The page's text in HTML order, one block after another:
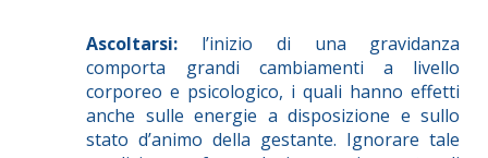
Ascoltarsi: l’inizio di una gravidanza
comporta grandi cambiamenti a livello
corporeo e psicologico, i quali hanno effetti
anche sulle energie a disposizione e sullo
stato d’animo della gestante. Ignorare tale